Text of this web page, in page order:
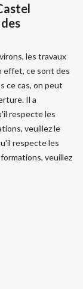
les travaux
effet, ce sont des
ce cas, on peut
Il a
respecte les
veuillez le
respecte les
veuillez